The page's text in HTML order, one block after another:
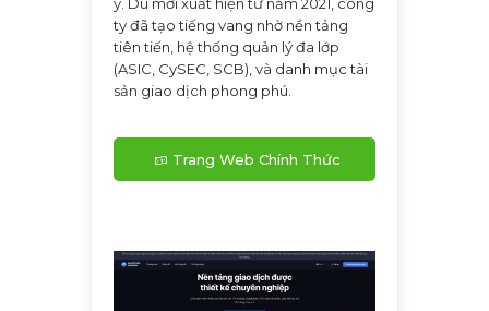
ty đã tạo tiếng vang nhờ nền tảng
tiên tiến, hệ thống quản lý đa lớp
(ASIC, CySEC, SCB), và danh mục tài
sản giao dịch phong phú.
Trang Web Chính Thức